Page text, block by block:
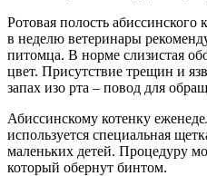
Ротовая полость абиссинского
в неделю ветеринары
питомца. В норме слизистая
цвет. Присутствие трещин и
запах изо рта – повод для
Абиссинскому котенку
используется специальная
маленьких детей. Процедуру
который обернут бинтом.